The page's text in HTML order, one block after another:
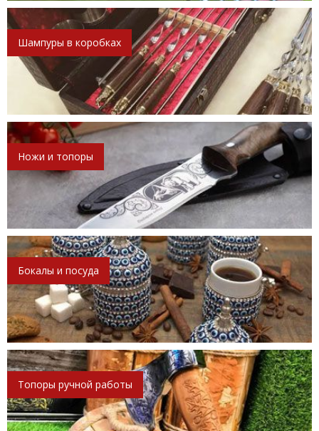
Шампуры в коробках
Ножи и топоры
Бокалы и посуда
Топоры ручной работы